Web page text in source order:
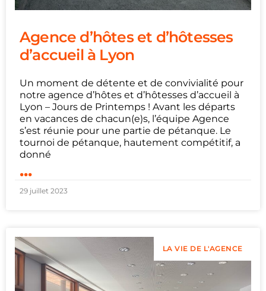
Agence d’hôtes et d’hôtesses
d’accueil à Lyon
Un moment de détente et de convivialité pour
notre agence d’hôtes et d’hôtesses d’accueil à
Lyon – Jours de Printemps ! Avant les départs
en vacances de chacun(e)s, l’équipe Agence
s’est réunie pour une partie de pétanque. Le
tournoi de pétanque, hautement compétitif, a
donné
...
29 juillet 2023
LA VIE DE L'AGENCE